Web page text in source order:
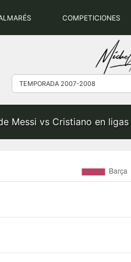
COMPETICIONES
Messi vs Cristiano en